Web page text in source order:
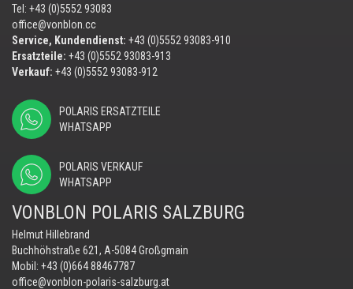
Tel: +43 (0)5552 93083
office@vonblon.cc
Service, Kundendienst: +43 (0)5552 93083-910
Ersatzteile: +43 (0)5552 93083-913
Verkauf: +43 (0)5552 93083-912
POLARIS ERSATZTEILE
WHATSAPP
POLARIS VERKAUF
WHATSAPP
VONBLON POLARIS SALZBURG
Helmut Hillebrand
Buchhöhstraße 621, A-5084 Großgmain
Mobil: +43 (0)664 88467787
office@vonblon-polaris-salzburg.at